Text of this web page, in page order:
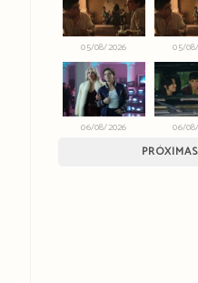
05/08/2026 05/
06/08/2026 06/